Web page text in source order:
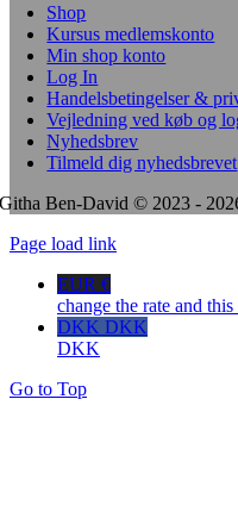
Shop
Kursus medlemskonto
Min shop konto
Log In
Handelsbetingelser &
Vejledning ved køb og
Nyhedsbrev
Tilmeld dig nyhedsbrevet
Githa Ben-David © 2023 -
Page load link
EUR €
change the rate and
DKK DKK
DKK
Go to Top